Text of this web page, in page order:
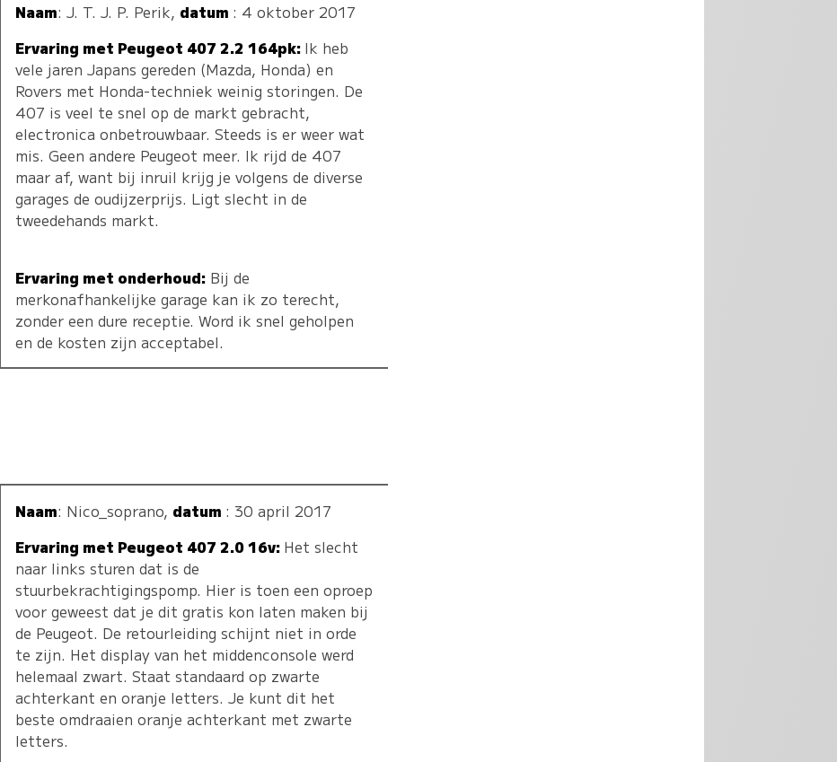
Naam: J. T. J. P. Perik, datum : 4 oktober 2017
Ervaring met Peugeot 407 2.2 164pk: Ik heb
vele jaren Japans gereden (Mazda, Honda) en
Rovers met Honda-techniek weinig storingen. De
407 is veel te snel op de markt gebracht,
electronica onbetrouwbaar. Steeds is er weer wat
mis. Geen andere Peugeot meer. Ik rijd de 407
maar af, want bij inruil krijg je volgens de diverse
garages de oudijzerprijs. Ligt slecht in de
tweedehands markt.
Ervaring met onderhoud:Bij de
merkonafhankelijke garage kan ik zo terecht,
zonder een dure receptie. Word ik snel geholpen
en de kosten zijn acceptabel.
Naam: Nico_soprano, datum : 30 april 2017
Ervaring met Peugeot 407 2.0 16v: Het slecht
naar links sturen dat is de
stuurbekrachtigingspomp. Hier is toen een oproep
voor geweest dat je dit gratis kon laten maken bij
de Peugeot. De retourleiding schijnt niet in orde
te zijn. Het display van het middenconsole werd
helemaal zwart. Staat standaard op zwarte
achterkant en oranje letters. Je kunt dit het
beste omdraaien oranje achterkant met zwarte
letters.